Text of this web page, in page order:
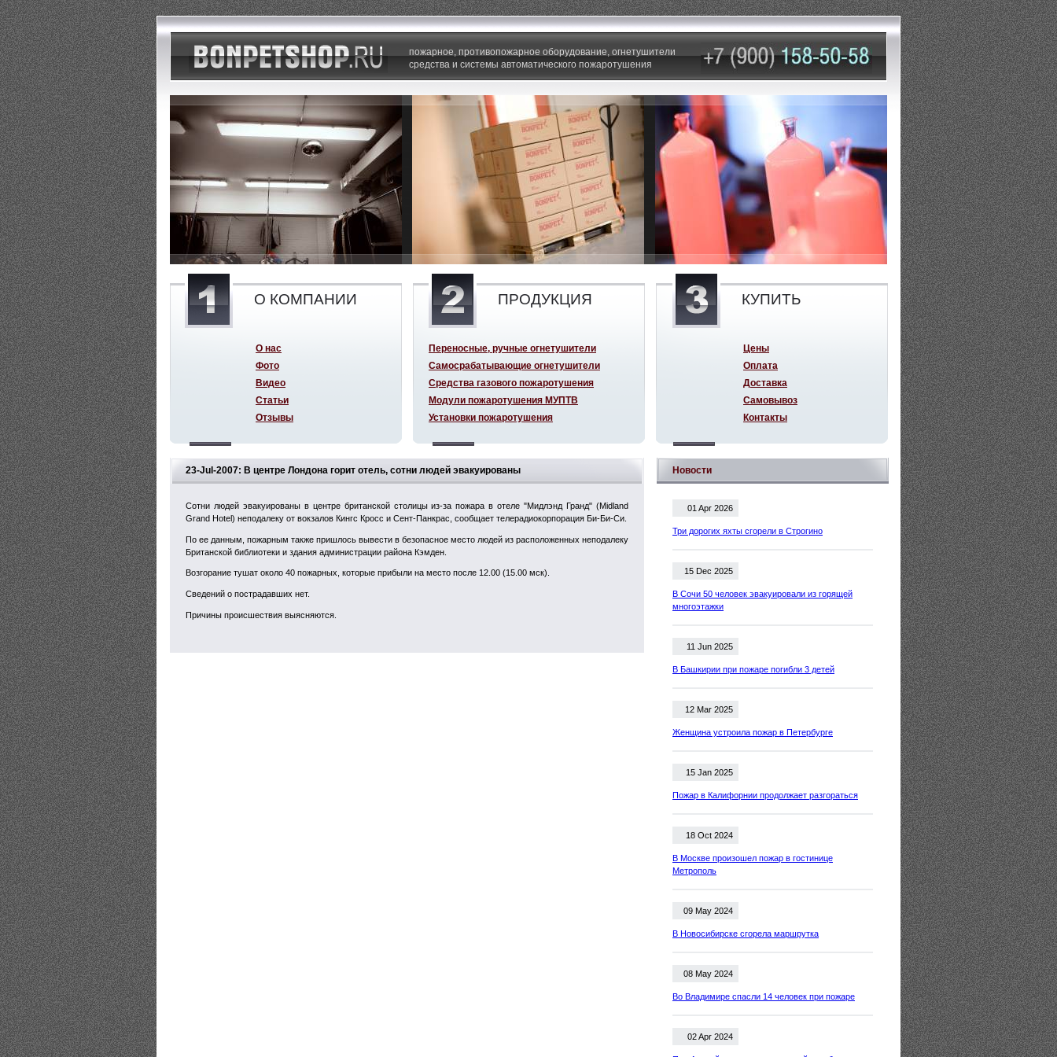
23-Jul-2007: В центре Лондона горит отель, сотни людей эвакуированы
Сотни людей эвакуированы в центре британской столицы из-за пожара в отеле "Мидлэнд Гранд" (Midland
Grand Hotel) неподалеку от вокзалов Кингс Кросс и Сент-Панкрас, сообщает телерадиокорпорация Би-Би-Си.
По ее данным, пожарным также пришлось вывести в безопасное место людей из расположенных неподалеку
Британской библиотеки и здания администрации района Кэмден.
Возгорание тушат около 40 пожарных, которые прибыли на место после 12.00 (15.00 мск).
Сведений о пострадавших нет.
Причины происшествия выясняются.
Новости
01 Apr 2026
Три дорогих яхты сгорели в Строгино
15 Dec 2025
В Сочи 50 человек эвакуировали из горящей
многоэтажки
11 Jun 2025
В Башкирии при пожаре погибли 3 детей
12 Mar 2025
Женщина устроила пожар в Петербурге
15 Jan 2025
Пожар в Калифорнии продолжает разгораться
18 Oct 2024
В Москве произошел пожар в гостинице
Метрополь
09 May 2024
В Новосибирске сгорела маршрутка
08 May 2024
Во Владимире спасли 14 человек при пожаре
02 Apr 2024
пожарное, противопожарное оборудование, огнетушители
средства и системы автоматического пожаротушения
О КОМПАНИИ
О нас
Фото
Видео
Статьи
Отзывы
ПРОДУКЦИЯ
Переносные, ручные огнетушители
Самосрабатывающие огнетушители
Средства газового пожаротушения
Модули пожаротушения МУПТВ
Установки пожаротушения
КУПИТЬ
Цены
Оплата
Доставка
Самовывоз
Контакты